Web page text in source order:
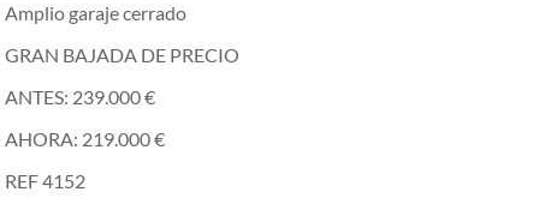
Amplio garaje cerrado
GRAN BAJADA DE PRECIO
ANTES: 239.000 €
AHORA: 219.000 €
REF 4152